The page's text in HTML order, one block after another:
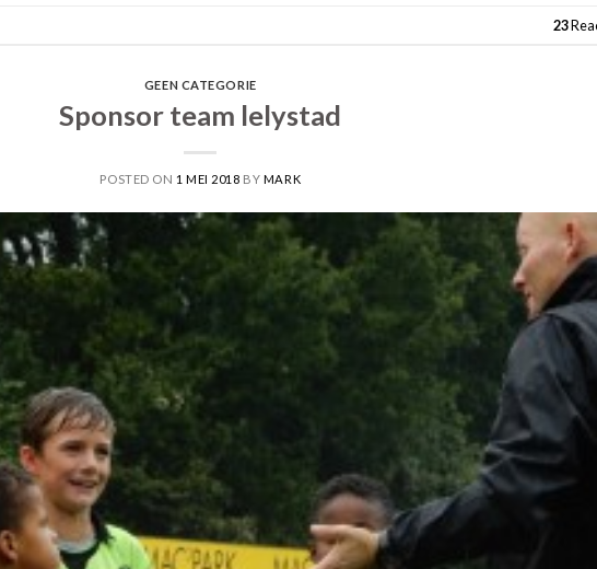
23
GEEN CATEGORIE
Sponsor team lelystad
POSTED ON 1 MEI 2018 BY MARK